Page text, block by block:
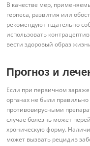
В качестве мер,
герпеса, развития или
рекомендуют тщательно
использовать
вести здоровый образ
Прогноз и
Если при первичном
органах не были
противовирусными
случае болезнь может
хроническую форму.
может вызвать рецидив